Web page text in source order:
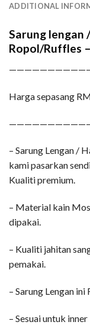
ADDITIONAL
Sarung lengan
Ropol/Ruffles
Harga sepasang
– Sarung Lengan /
kami pasarkan
Kualiti premium.
– Material kain
dipakai.
– Kualiti jahitan
pemakai.
– Sarung Lengan ini
– Sesuai untuk